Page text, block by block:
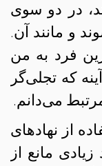
در دو سوی
و مانند آن.
فرد به من
که تجلی‌گر
می‌دانم.
از نهادهای
مانع از